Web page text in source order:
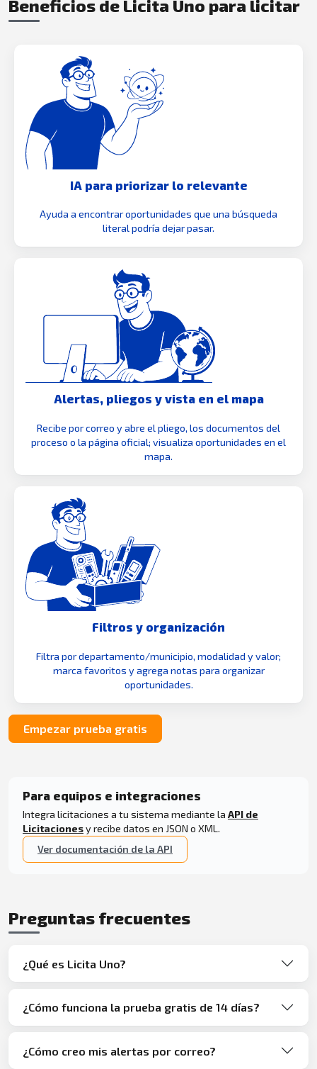
Beneficios de Licita Uno para licitar
IA para priorizar lo relevante
Ayuda a encontrar oportunidades que una búsqueda
literal podría dejar pasar.
Alertas, pliegos y vista en el mapa
Recibe por correo y abre el pliego, los documentos del
proceso o la página oficial; visualiza oportunidades en el
mapa.
Filtros y organización
Filtra por departamento/municipio, modalidad y valor;
marca favoritos y agrega notas para organizar
oportunidades.
Empezar prueba gratis
Para equipos e integraciones
Integra licitaciones a tu sistema mediante la API de
Licitacionesy recibe datos en JSON o XML.
Ver documentación de la API
Preguntas frecuentes
¿Qué es Licita Uno?
¿Cómo funciona la prueba gratis de 14 días?
¿Cómo creo mis alertas por correo?